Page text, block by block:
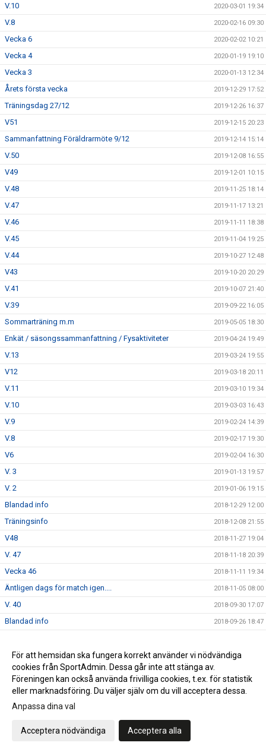
V.10 2020-03-01 19:34
V.8 2020-02-16 09:30
Vecka 6 2020-02-02 10:21
Vecka 4 2020-01-19 19:10
Vecka 3 2020-01-13 12:34
Årets första vecka 2019-12-29 17:52
Träningsdag 27/12 2019-12-26 16:37
V51 2019-12-15 20:23
Sammanfattning Föräldrarmöte 9/12 2019-12-14 15:14
V.50 2019-12-08 16:55
V49 2019-12-01 10:15
V.48 2019-11-25 18:14
V.47 2019-11-17 13:21
V.46 2019-11-11 18:38
V.45 2019-11-04 19:25
V.44 2019-10-27 12:48
V43 2019-10-20 20:29
V.41 2019-10-07 21:40
V.39 2019-09-22 16:05
Sommarträning m.m 2019-05-05 18:30
Enkät / säsongssammanfattning / Fysaktiviteter 2019-04-24 19:49
V.13 2019-03-24 19:55
V12 2019-03-18 20:11
V.11 2019-03-10 19:34
V.10 2019-03-03 16:43
V.9 2019-02-24 14:39
V.8 2019-02-17 19:30
V6 2019-02-04 16:30
V. 3 2019-01-13 19:57
V. 2 2019-01-06 19:15
Blandad info 2018-12-29 12:00
Träningsinfo 2018-12-08 21:55
V48 2018-11-27 19:04
V. 47 2018-11-18 20:39
Vecka 46 2018-11-11 19:34
Äntligen dags för match igen.... 2018-11-05 08:00
V. 40 2018-09-30 17:07
Blandad info 2018-09-26 18:47
Säsongsstart! 2018-08-07 20:28
F möte 2018-04-19 21:58
Gå till Webbversion
För att hemsidan ska fungera korrekt använder vi nödvändiga
cookies från SportAdmin. Dessa går inte att stänga av.
Föreningen kan också använda frivilliga cookies, t.ex. för statistik
eller marknadsföring. Du väljer själv om du vill acceptera dessa.
Anpassa dina val
Acceptera nödvändiga Acceptera alla